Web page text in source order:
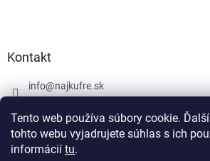
Tento web používa súbory cookie.
tohto webu vyjadrujete súhlas s ich
informácií tu.
Kontakt
info@najkufre.sk
Facebook